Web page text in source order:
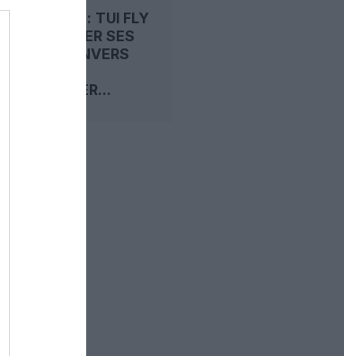
BELGIQUE : TUI FLY
VA ARRÊTER SES
VOLS À ANVERS
RECENTRER...